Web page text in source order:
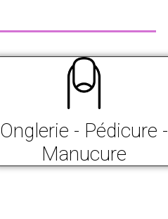
Onglerie - Pédicure -
Manucure